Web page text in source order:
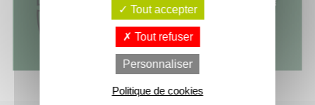
Tout accepter
Tout refuser
Personnaliser
Politique de cookies